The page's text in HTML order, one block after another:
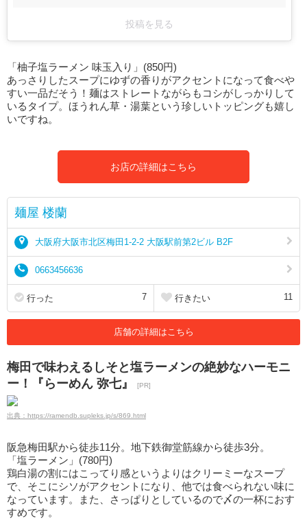
投稿を見る
「柚子塩ラーメン 味玉入り」(850円)
あっさりしたスープにゆずの香りがアクセントになって食べや
すい一品だそう！麺はストレートながらもコシがしっかりして
いるタイプ。ほうれん草・湯葉という珍しいトッピングも嬉し
いですね。
お店の詳細はこちら
麺屋 楼蘭
大阪府大阪市北区梅田1-2-2 大阪駅前第2ビル B2F
0663456636
行った 7 行きたい 11
店舗の詳細はこちら
梅田で味わえるしそと塩ラーメンの絶妙なハーモニ
ー！『らーめん 弥七』
[PR]
出典：https://ramendb.supleks.jp/s/869.html
阪急梅田駅から徒歩11分。地下鉄御堂筋線から徒歩3分。
「塩ラーメン」(780円)
鶏白湯の割にはこってり感というよりはクリーミーなスープ
で、そこにシソがアクセントになり、他では食べられない味に
なっています。また、さっぱりとしているので〆の一杯におす
すめです。